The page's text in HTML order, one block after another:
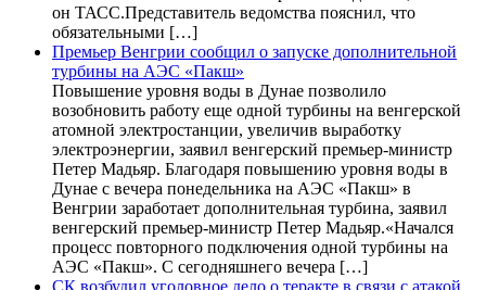
он ТАСС.Представитель ведомства пояснил, что
обязательными […]
Премьер Венгрии сообщил о запуске дополнительной
турбины на АЭС «Пакш»
Повышение уровня воды в Дунае позволило
возобновить работу еще одной турбины на венгерской
атомной электростанции, увеличив выработку
электроэнергии, заявил венгерский премьер-министр
Петер Мадьяр. Благодаря повышению уровня воды в
Дунае с вечера понедельника на АЭС «Пакш» в
Венгрии заработает дополнительная турбина, заявил
венгерский премьер-министр Петер Мадьяр.«Начался
процесс повторного подключения одной турбины на
АЭС «Пакш». С сегодняшнего вечера […]
СК возбудил уголовное дело о теракте в связи с атакой